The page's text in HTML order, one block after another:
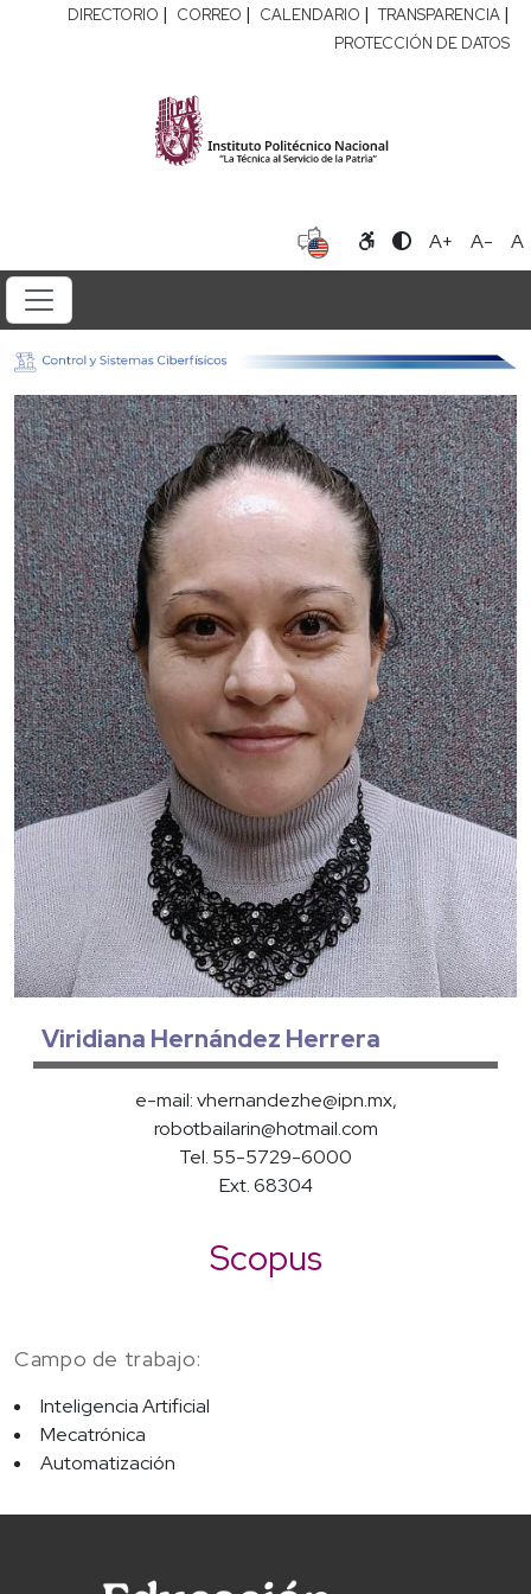
DIRECTORIO | CORREO | CALENDARIO | TRANSPARENCIA |
PROTECCIÓN DE DATOS
A+ A- A
Viridiana Hernández Herrera
e-mail: vhernandezhe@ipn.mx,
robotbailarin@hotmail.com
Tel. 55-5729-6000
Ext. 68304
Scopus
Campo de trabajo:
Inteligencia Artificial
Mecatrónica
Automatización